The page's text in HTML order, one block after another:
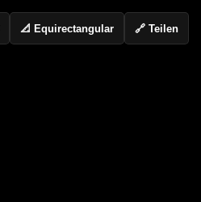
📐 Equirectangular 🔗 Teilen